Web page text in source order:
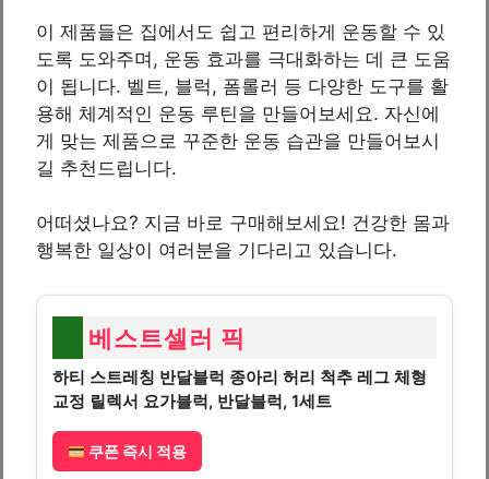
이 제품들은 집에서도 쉽고 편리하게 운동할 수 있
도록 도와주며, 운동 효과를 극대화하는 데 큰 도움
이 됩니다. 벨트, 블럭, 폼롤러 등 다양한 도구를 활
용해 체계적인 운동 루틴을 만들어보세요. 자신에
게 맞는 제품으로 꾸준한 운동 습관을 만들어보시
길 추천드립니다.
어떠셨나요? 지금 바로 구매해보세요! 건강한 몸과
행복한 일상이 여러분을 기다리고 있습니다.
베스트셀러 픽
하티 스트레칭 반달블럭 종아리 허리 척추 레그 체형
교정 릴렉서 요가블럭, 반달블럭, 1세트
쿠폰 즉시 적용